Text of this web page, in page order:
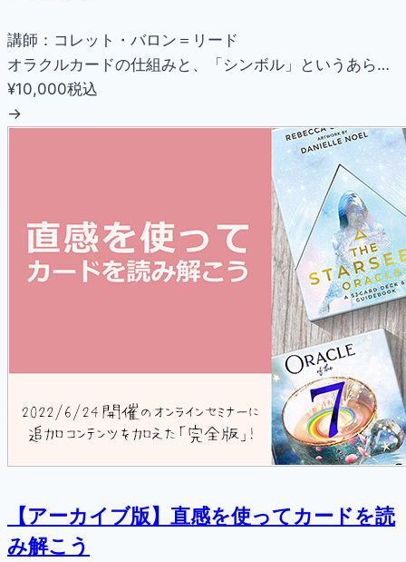
講師：コレット・バロン＝リード
オラクルカードの仕組みと、「シンボル」というあら…
¥10,000税込
→
【アーカイブ版】直感を使ってカードを読
み解こう